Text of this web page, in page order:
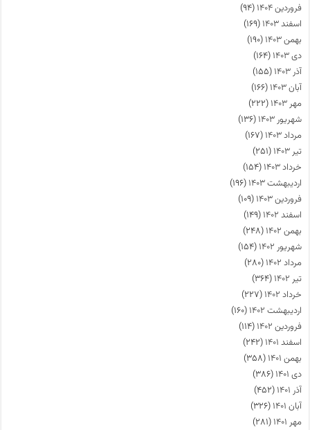
فروردین ۱۴۰۴
(۹۴)
اسفند ۱۴۰۳
(۱۶۹)
بهمن ۱۴۰۳
(۱۹۰)
دی ۱۴۰۳
(۱۶۴)
آذر ۱۴۰۳
(۱۵۵)
آبان ۱۴۰۳
(۱۶۶)
مهر ۱۴۰۳
(۲۲۲)
شهریور ۱۴۰۳
(۱۳۶)
مرداد ۱۴۰۳
(۱۶۷)
تیر ۱۴۰۳
(۲۵۱)
خرداد ۱۴۰۳
(۱۵۴)
اردیبهشت ۱۴۰۳
(۱۹۶)
فروردین ۱۴۰۳
(۱۰۹)
اسفند ۱۴۰۲
(۱۴۹)
بهمن ۱۴۰۲
(۲۴۸)
شهریور ۱۴۰۲
(۱۵۴)
مرداد ۱۴۰۲
(۲۸۰)
تیر ۱۴۰۲
(۳۶۴)
خرداد ۱۴۰۲
(۲۲۷)
اردیبهشت ۱۴۰۲
(۱۶۰)
فروردین ۱۴۰۲
(۱۱۴)
اسفند ۱۴۰۱
(۲۴۲)
بهمن ۱۴۰۱
(۳۵۸)
دی ۱۴۰۱
(۳۸۶)
آذر ۱۴۰۱
(۴۵۲)
آبان ۱۴۰۱
(۳۲۶)
مهر ۱۴۰۱
(۲۸۱)